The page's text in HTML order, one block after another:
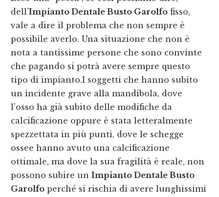
dell’Impianto Dentale Busto Garolfo fisso,
vale a dire il problema che non sempre è
possibile averlo. Una situazione che non è
nota a tantissime persone che sono convinte
che pagando si potrà avere sempre questo
tipo di impianto.I soggetti che hanno subito
un incidente grave alla mandibola, dove
l’osso ha già subito delle modifiche da
calcificazione oppure è stata letteralmente
spezzettata in più punti, dove le schegge
ossee hanno avuto una calcificazione
ottimale, ma dove la sua fragilità è reale, non
possono subire unImpianto Dentale Busto
Garolfo perché si rischia di avere lunghissimi